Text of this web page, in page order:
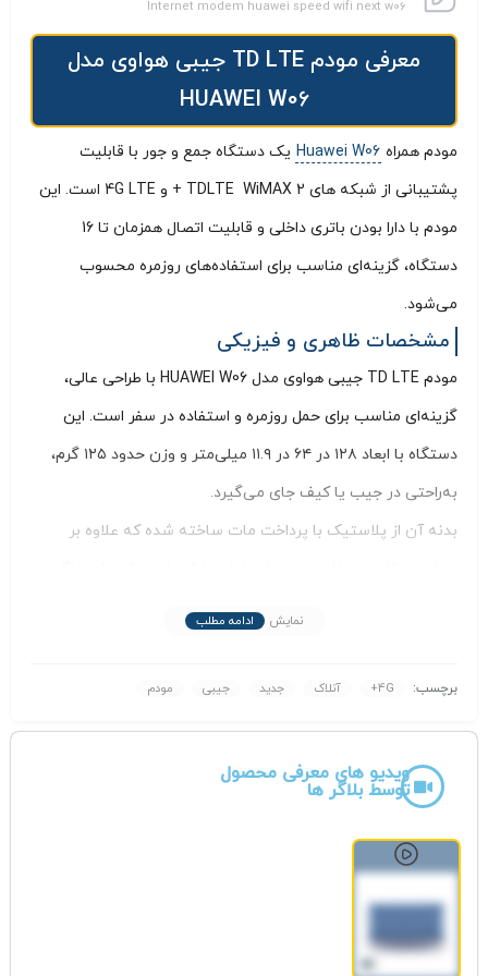
Internet modem huawei speed wifi next w06
معرفی مودم TD LTE جیبی هواوی مدل
HUAWEI W06
مودم همراه Huawei W06 یک دستگاه جمع‌ و جور با قابلیت
پشتیبانی از شبکه‌ های TDLTE WiMAX 2 + و 4G LTE است. این
مودم با دارا بودن باتری داخلی و قابلیت اتصال همزمان تا 16
دستگاه، گزینه‌ای مناسب برای استفاده‌های روزمره محسوب
می‌شود.
مشخصات ظاهری و فیزیکی
مودم TD LTE جیبی هواوی مدل HUAWEI W06 با طراحی عالی،
گزینه‌ای مناسب برای حمل روزمره و استفاده در سفر است. این
دستگاه با ابعاد ۱۲۸ در ۶۴ در ۱۱.۹ میلی‌متر و وزن حدود ۱۲۵ گرم،
به‌راحتی در جیب یا کیف جای می‌گیرد.
بدنه آن از پلاستیک با پرداخت مات ساخته شده که علاوه بر
رایج این مودم مشکی است، هرچند در برخی نسخه‌ها ممکن است
می‌دهد.
دکمه‌های پاور و ریست روی بدنه قرار دارند و
برای شارژ و اتصال به کامپیوتر در نظر گرفته شده است. سیم‌کارت
نانو نیز از طریق درپوش جداشونده در کنار دستگاه قابل نصب
است.
نمایش ادامه مطلب
برچسب: 4G+ آنلاک جدید جیبی مودم
ویدیو های معرفی محصول
توسط بلاگر ها